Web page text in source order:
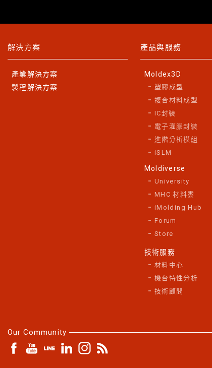
解決方案
產業解決方案
製程解決方案
產品與服務
Moldex3D
塑膠成型
複合材料成型
IC封裝
電子灌膠封裝
進階分析模組
iSLM
Moldiverse
University
MHC 材料雲
iMolding Hub
Forum
Store
技術服務
材料中心
機台特性分析
技術顧問
Our Community